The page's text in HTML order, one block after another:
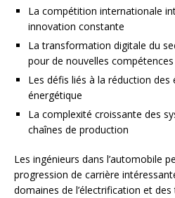
La compétition internationale
innovation constante
La transformation digitale du
pour de nouvelles compétences
Les défis liés à la réduction des
énergétique
La complexité croissante des
chaînes de production
Les ingénieurs dans l’automobile
progression de carrière
domaines de l’électrification et